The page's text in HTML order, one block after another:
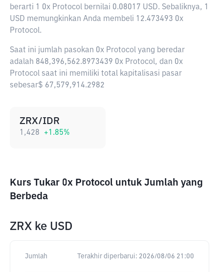
berarti 1 0x Protocol bernilai 0.08017 USD. Sebaliknya, 1
USD memungkinkan Anda membeli 12.473493 0x
Protocol.
Saat ini jumlah pasokan 0x Protocol yang beredar
adalah 848,396,562.8973439 0x Protocol, dan 0x
Protocol saat ini memiliki total kapitalisasi pasar
sebesar$ 67,579,914.2982
ZRX/IDR
1,428 +1.85%
Kurs Tukar 0x Protocol untuk Jumlah yang
Berbeda
ZRX ke USD
Jumlah Terakhir diperbarui: 2026/08/06 21:00